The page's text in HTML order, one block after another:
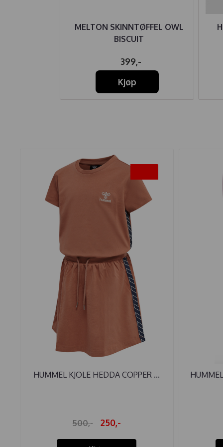
MELTON SKINNTØFFEL OWL
BISCUIT
399,-
Kjøp
HUMMEL KJOLE HEDDA COPPER ...
500,- 250,-